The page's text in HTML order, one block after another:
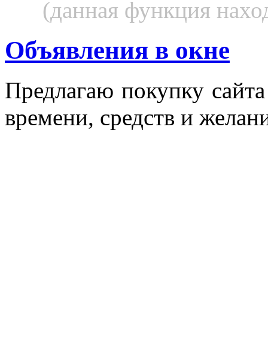
(данная функция
Объявления в окне
Пред­ла­гаю по­куп­ку
вре­мени, средств и